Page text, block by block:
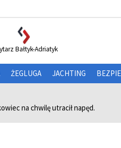
Bałtyk-Adriatyk
ŻEGLUGA JACHTING
na chwilę utracił napęd.